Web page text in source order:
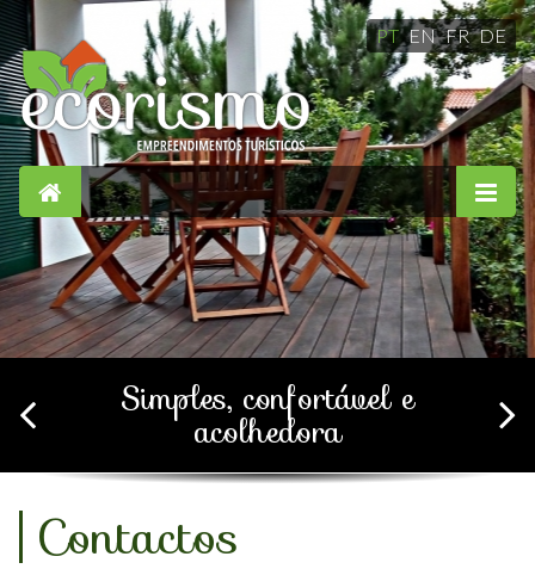
PT EN FR DE
Simples, confortável e
acolhedora
Contactos